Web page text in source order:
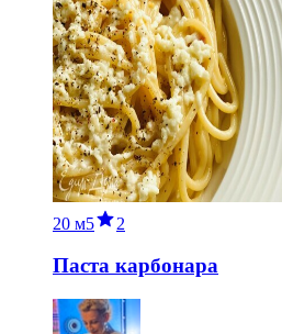
20 м5 2
Паста карбонара